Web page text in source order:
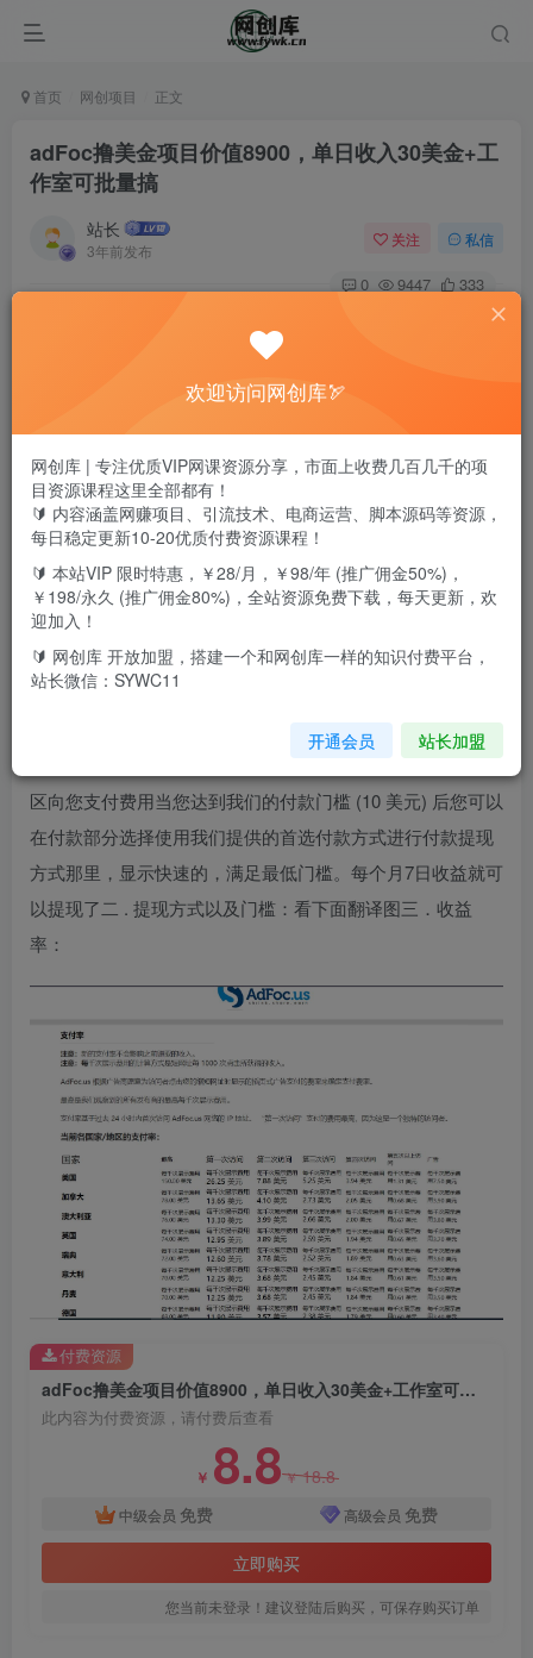
首页 网创项目 正文
adFoc撸美金项目价值8900，单日收入30美金+工
作室可批量搞
站长
3年前发布
关注 私信
0 9447 333
一． 项目原理：通过短链分享会自动给你在你短链打开前里
面添加各种广告以及主流广告。通过脚本，利用不同的 IP，
去刷下载。赚取美元。工作步骤1.我们是一个短链平台您可
以在这里用你的链接缩短并在流媒体网站和论坛上分享这样
你就会获得观点。对于这些意见，我们将根据访问的国家/地
区向您支付费用当您达到我们的付款门槛 (10 美元) 后您可以
在付款部分选择使用我们提供的首选付款方式进行付款提现
方式那里，显示快速的，满足最低门槛。每个月7日收益就可
以提现了二 . 提现方式以及门槛：看下面翻译图三．收益
率：
adFoc撸美金项目价值8900，单日收入30美金+工作室可批量搞
此内容为付费资源，请付费后查看
￥ 8.8￥18.8
中级会员 免费 高级会员 免费
立即购买
您当前未登录！建议登陆后购买，可保存购买订单
付费资源
欢迎访问网创库🏹
网创库 | 专注优质VIP网课资源分享，市面上收费几百几千的项
目资源课程这里全部都有！
🔰 内容涵盖网赚项目、引流技术、电商运营、脚本源码等资源，
每日稳定更新10-20优质付费资源课程！
🔰 本站VIP 限时特惠，￥28/月，￥98/年 (推广佣金50%)，
￥198/永久 (推广佣金80%)，全站资源免费下载，每天更新，欢
迎加入！
🔰 网创库 开放加盟，搭建一个和网创库一样的知识付费平台，
站长微信：SYWC11
开通会员 站长加盟